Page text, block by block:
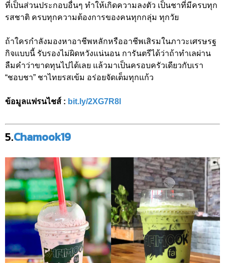
ที่เป็นส่วนประกอบอื่นๆ ทำให้เกิดความลงตัว เป็นชาที่มีครบทุก
รสชาติ ครบทุกความต้องการของคนทุกกลุ่ม ทุกวัย
ถ้าใครกำลังมองหาอาชีพหลักหรืออาชีพเสิรมในภาวะเศรษรฐ
กิจแบบนี้ รับรองไม่ผิดหวังแน่นอน การันตรีได้ว่าถ้าทำเลผ่าน
ลืมคำว่าขาดทุนไปได้เลย แล้วมาเป็นครอบครัวเดียวกับเรา
“ชอบชา” ชาไทยรสเข้ม อร่อยจัดเต็มทุกแก้ว
ข้อมูลแฟรนไชส์ : bit.ly/2XG7R8l
5.Chamook19